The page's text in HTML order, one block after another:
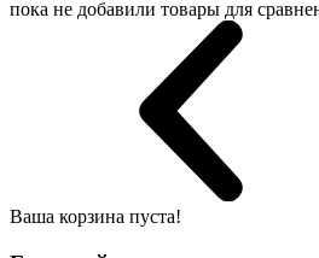
пока не добавили товары для
Ваша корзина пуста!